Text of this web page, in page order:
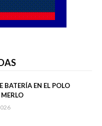
BATERÍA EN EL POLO